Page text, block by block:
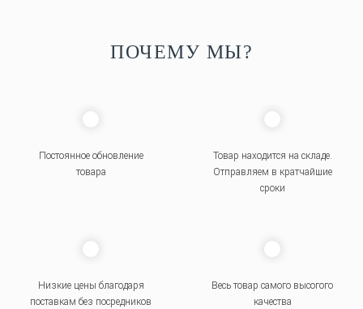
ПОЧЕМУ МЫ?
Постоянное обновление
товара
Товар находится на складе.
Отправляем в кратчайшие
сроки
Низкие цены благодаря
поставкам без посредников
Весь товар самого высогого
качества